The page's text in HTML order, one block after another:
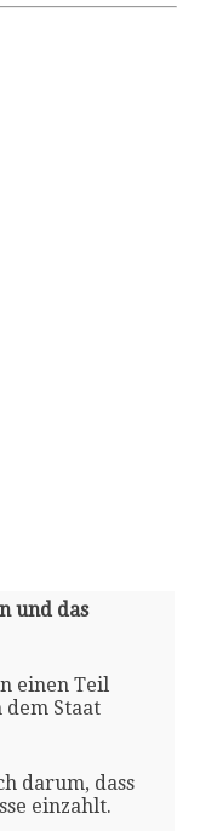
und das
einen Teil
dem Staat
darum, dass
einzahlt.